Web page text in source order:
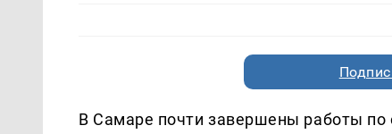
В Самаре почти завершены работы